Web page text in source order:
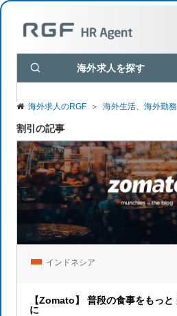
海外求人を探す
海外求人のRGF ＞ 海外生活、海外勤
割引の記事
インドネシア
【Zomato】 普段の食事をもっ
に